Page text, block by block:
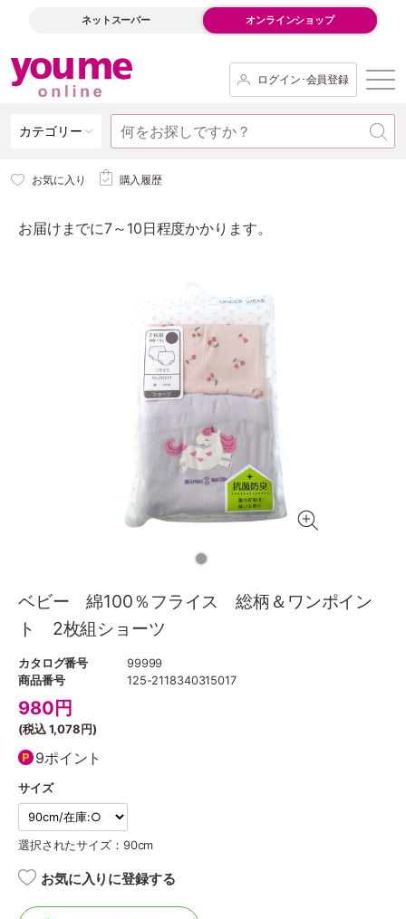
ネットスーパー オンラインショップ
ログイン･会員登録
カテゴリー
お気に入り 購入履歴
お届けまでに7～10日程度かかります。
ベビー 綿100％フライス 総柄＆ワンポイン
ト 2枚組ショーツ
カタログ番号
99999
商品番号
125-2118340315017
980 円
(税込1,078円)
9ポイント
サイズ
選択されたサイズ：90cm
お気に入りに登録する